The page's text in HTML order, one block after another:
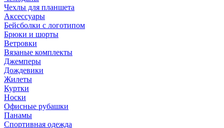
Чехлы для планшета
Аксессуары
Бейсболки с логотипом
Брюки и шорты
Ветровки
Вязаные комплекты
Джемперы
Дождевики
Жилеты
Куртки
Носки
Офисные рубашки
Панамы
Спортивная одежда